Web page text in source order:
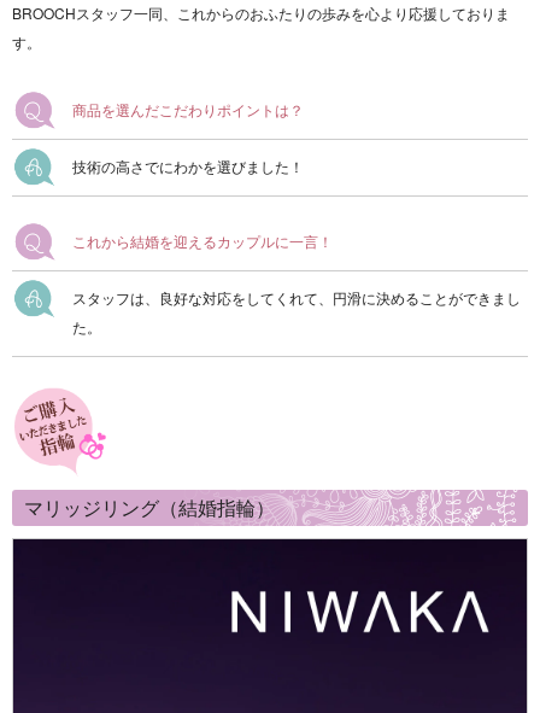
BROOCHスタッフ一同、これからのおふたりの歩みを心より応援しておりま
す。
商品を選んだこだわりポイントは？
技術の高さでにわかを選びました！
これから結婚を迎えるカップルに一言！
スタッフは、良好な対応をしてくれて、円滑に決めることができまし
た。
マリッジリング（結婚指輪）